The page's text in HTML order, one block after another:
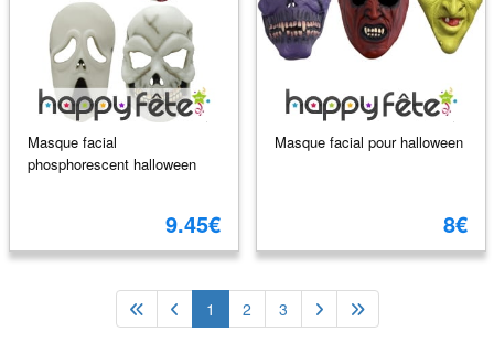
Masque facial
phosphorescent halloween
9.45€
Masque facial pour halloween
8€
1 2 3